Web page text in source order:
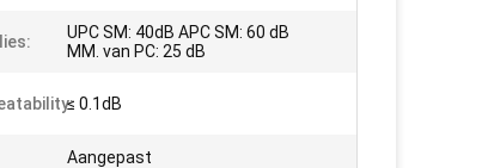
UPC SM: 40dB APC SM: 60 dB
MM. van PC: 25 dB
≤ 0.1dB
Aangepast